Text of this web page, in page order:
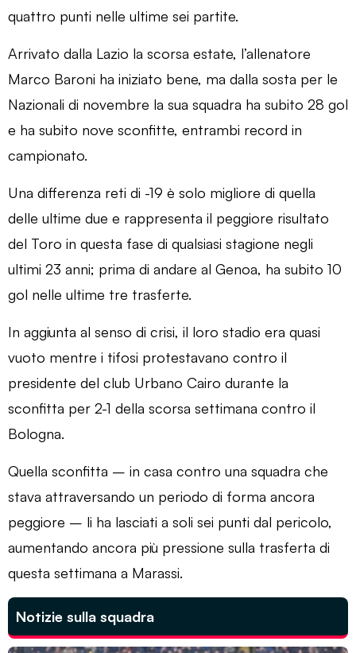
quattro punti nelle ultime sei partite.
Arrivato dalla Lazio la scorsa estate, l’allenatore
Marco Baroni ha iniziato bene, ma dalla sosta per le
Nazionali di novembre la sua squadra ha subito 28 gol
e ha subito nove sconfitte, entrambi record in
campionato.
Una differenza reti di -19 è solo migliore di quella
delle ultime due e rappresenta il peggiore risultato
del Toro in questa fase di qualsiasi stagione negli
ultimi 23 anni; prima di andare al Genoa, ha subito 10
gol nelle ultime tre trasferte.
In aggiunta al senso di crisi, il loro stadio era quasi
vuoto mentre i tifosi protestavano contro il
presidente del club Urbano Cairo durante la
sconfitta per 2-1 della scorsa settimana contro il
Bologna.
Quella sconfitta – in casa contro una squadra che
stava attraversando un periodo di forma ancora
peggiore – li ha lasciati a soli sei punti dal pericolo,
aumentando ancora più pressione sulla trasferta di
questa settimana a Marassi.
Notizie sulla squadra